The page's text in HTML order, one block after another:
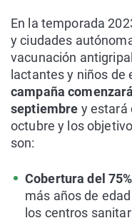
En la temporada
y ciudades
vacunación
lactantes y niños de
campaña
septiembre y estará
octubre y los
son:
Cobertura del 75%
más años de
los centros